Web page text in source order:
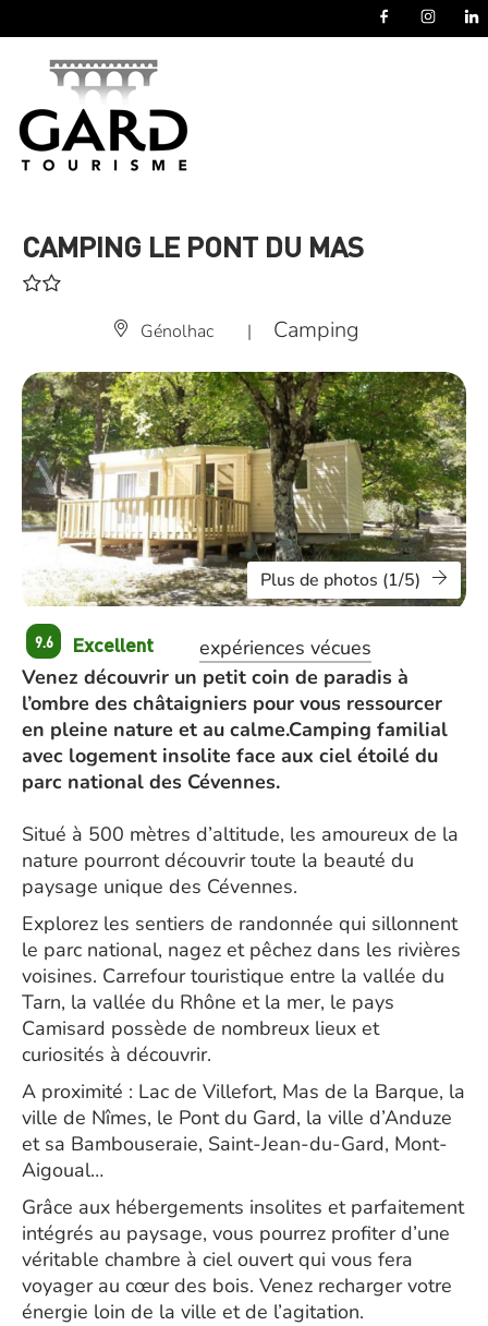
CAMPING LE PONT DU MAS
Génolhac | Camping
Plus de photos (1/5)
9.6 Excellent
expériences vécues
Venez découvrir un petit coin de paradis à
l’ombre des châtaigniers pour vous ressourcer
en pleine nature et au calme.Camping familial
avec logement insolite face aux ciel étoilé du
parc national des Cévennes.
Situé à 500 mètres d’altitude, les amoureux de la
nature pourront découvrir toute la beauté du
paysage unique des Cévennes.
Explorez les sentiers de randonnée qui sillonnent
le parc national, nagez et pêchez dans les rivières
voisines. Carrefour touristique entre la vallée du
Tarn, la vallée du Rhône et la mer, le pays
Camisard possède de nombreux lieux et
curiosités à découvrir.
A proximité : Lac de Villefort, Mas de la Barque, la
ville de Nîmes, le Pont du Gard, la ville d’Anduze
et sa Bambouseraie, Saint-Jean-du-Gard, Mont-
Aigoual…
Grâce aux hébergements insolites et parfaitement
intégrés au paysage, vous pourrez profiter d’une
véritable chambre à ciel ouvert qui vous fera
voyager au cœur des bois. Venez recharger votre
énergie loin de la ville et de l’agitation.